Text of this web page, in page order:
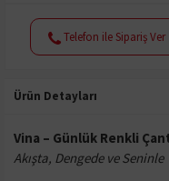
Telefon ile Sipariş Ver
Ürün Detayları
Vina – Günlük Renkli
Akışta, Dengede ve Seninle